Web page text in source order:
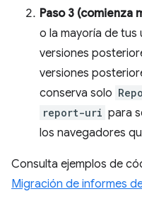
Paso 3 (comienza
o la mayoría de tus
versiones
versiones
conserva solo
report-uri para
los navegadores
Consulta ejemplos de
Migración de informes